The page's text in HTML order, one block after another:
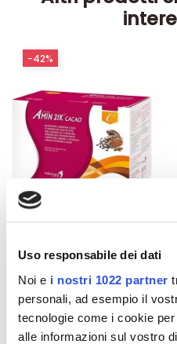
Uso responsabile dei dati
Noi e i nostri 1022 partner
personali, ad esempio il
tecnologie come i cookie
alle informazioni sul vostro
Altri prodotti
Integratori per dimagrire
Amin 21 K al cacao - 21
bustine